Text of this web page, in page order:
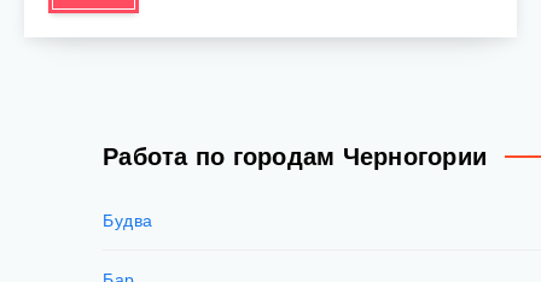
Работа по городам Черногории
Будва